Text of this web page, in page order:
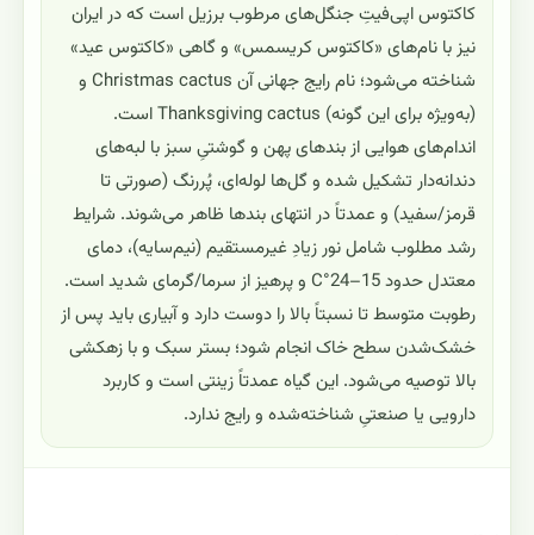
کاکتوس اپی‌فیتِ جنگل‌های مرطوب برزیل است که در ایران
نیز با نام‌های «کاکتوس کریسمس» و گاهی «کاکتوس عید»
شناخته می‌شود؛ نام رایج جهانی آن Christmas cactus و
(به‌ویژه برای این گونه) Thanksgiving cactus است.
اندام‌های هوایی از بندهای پهن و گوشتیِ سبز با لبه‌های
دندانه‌دار تشکیل شده و گل‌ها لوله‌ای، پُررنگ (صورتی تا
قرمز/سفید) و عمدتاً در انتهای بندها ظاهر می‌شوند. شرایط
رشد مطلوب شامل نور زیادِ غیرمستقیم (نیم‌سایه)، دمای
معتدل حدود 15–24°C و پرهیز از سرما/گرمای شدید است.
رطوبت متوسط تا نسبتاً بالا را دوست دارد و آبیاری باید پس از
خشک‌شدن سطح خاک انجام شود؛ بستر سبک و با زهکشی
بالا توصیه می‌شود. این گیاه عمدتاً زینتی است و کاربرد
دارویی یا صنعتیِ شناخته‌شده و رایج ندارد.